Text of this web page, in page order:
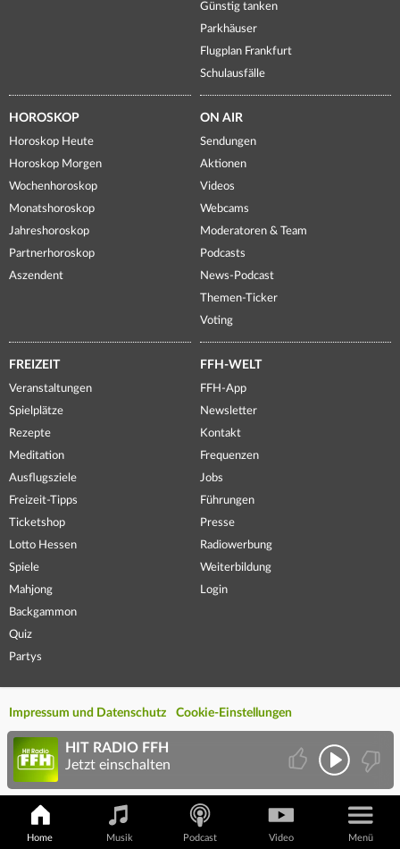
Günstig tanken
Parkhäuser
Flugplan Frankfurt
Schulausfälle
HOROSKOP
Horoskop Heute
Horoskop Morgen
Wochenhoroskop
Monatshoroskop
Jahreshoroskop
Partnerhoroskop
Aszendent
ON AIR
Sendungen
Aktionen
Videos
Webcams
Moderatoren & Team
Podcasts
News-Podcast
Themen-Ticker
Voting
FREIZEIT
Veranstaltungen
Spielplätze
Rezepte
Meditation
Ausflugsziele
Freizeit-Tipps
Ticketshop
Lotto Hessen
Spiele
Mahjong
Backgammon
Quiz
Partys
FFH-WELT
FFH-App
Newsletter
Kontakt
Frequenzen
Jobs
Führungen
Presse
Radiowerbung
Weiterbildung
Login
Impressum und Datenschutz Cookie-Einstellungen
Home Musik Podcast Video Menü
HIT RADIO FFH
Jetzt einschalten